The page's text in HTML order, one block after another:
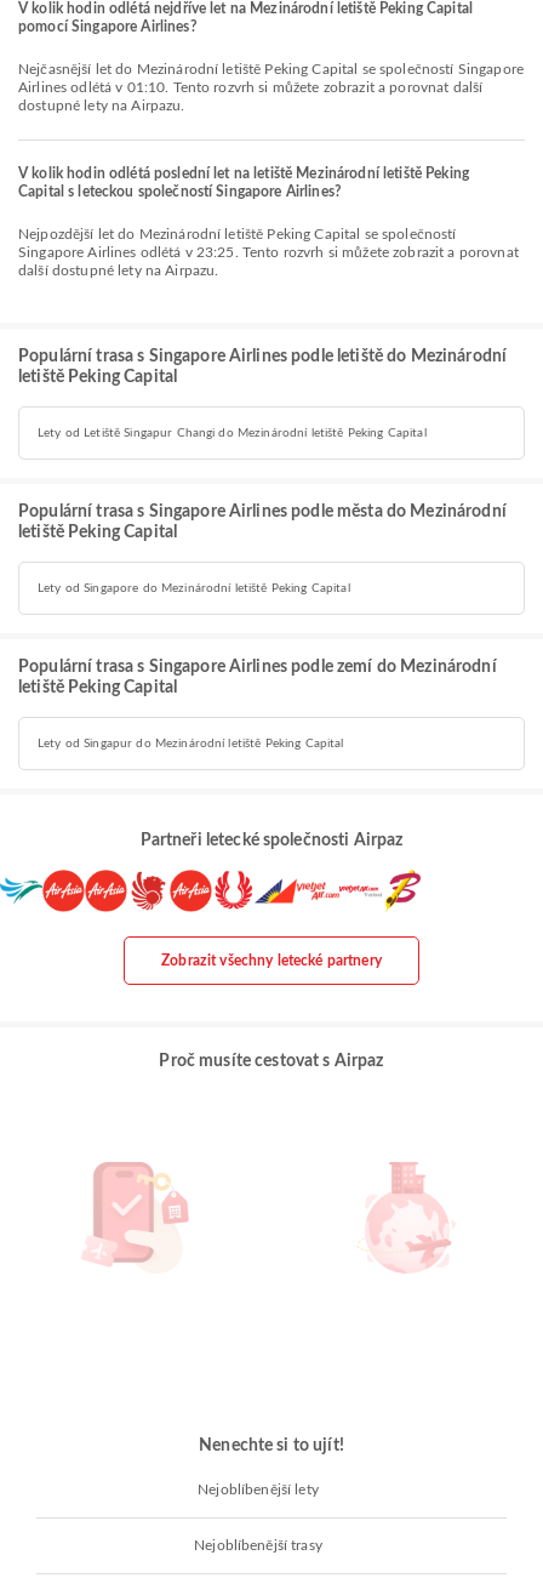
V kolik hodin odlétá nejdříve let na Mezinárodní letiště Peking Capital
pomocí Singapore Airlines?
Nejčasnější let do Mezinárodní letiště Peking Capital se společností Singapore
Airlines odlétá v 01:10. Tento rozvrh si můžete zobrazit a porovnat další
dostupné lety na Airpazu.
V kolik hodin odlétá poslední let na letiště Mezinárodní letiště Peking
Capital s leteckou společností Singapore Airlines?
Nejpozdější let do Mezinárodní letiště Peking Capital se společností
Singapore Airlines odlétá v 23:25. Tento rozvrh si můžete zobrazit a porovnat
další dostupné lety na Airpazu.
Populární trasa s Singapore Airlines podle letiště do Mezinárodní
letiště Peking Capital
Lety od Letiště Singapur Changi do Mezinárodní letiště Peking Capital
Populární trasa s Singapore Airlines podle města do Mezinárodní
letiště Peking Capital
Lety od Singapore do Mezinárodní letiště Peking Capital
Populární trasa s Singapore Airlines podle zemí do Mezinárodní
letiště Peking Capital
Lety od Singapur do Mezinárodní letiště Peking Capital
Partneři letecké společnosti Airpaz
Zobrazit všechny letecké partnery
Proč musíte cestovat s Airpaz
Nenechte si to ujít!
Nejoblíbenější lety
Nejoblíbenější trasy